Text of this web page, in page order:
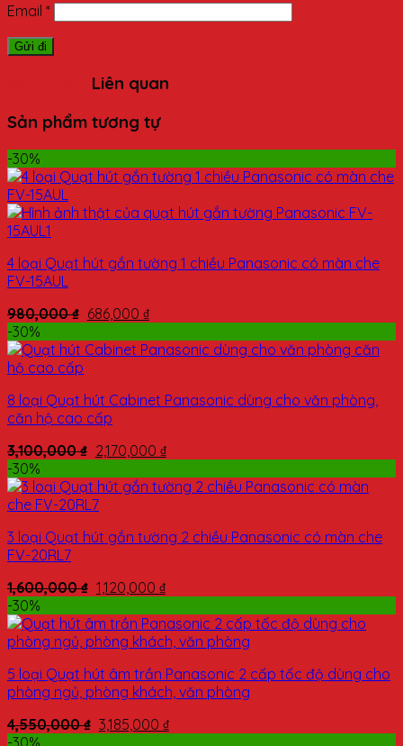
Email *
Liên quan
Sản phẩm tương tự
-30%
4 loại Quạt hút gắn tường 1 chiều Panasonic có màn che
FV-15AUL
980,000₫ 686,000 ₫
-30%
8 loại Quạt hút Cabinet Panasonic dùng cho văn phòng,
căn hộ cao cấp
3,100,000₫ 2,170,000 ₫
-30%
3 loại Quạt hút gắn tường 2 chiều Panasonic có màn che
FV-20RL7
1,600,000₫ 1,120,000 ₫
-30%
5 loại Quạt hút âm trần Panasonic 2 cấp tốc độ dùng cho
phòng ngủ, phòng khách, văn phòng
4,550,000₫ 3,185,000 ₫
-30%